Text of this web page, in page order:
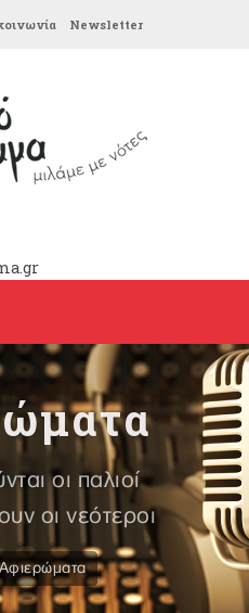
Newsletter
οι παλιοί
οι νεότεροι